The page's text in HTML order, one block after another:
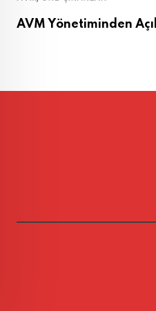
AVM Yönetiminden